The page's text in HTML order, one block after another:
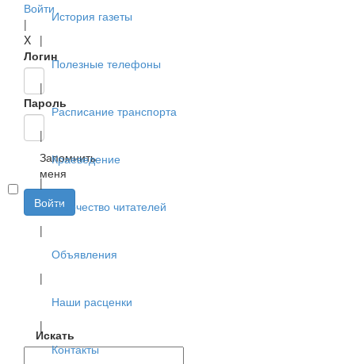
Войти
|
X
Логин
Пароль
Запомнить
меня
Войти
Искать
История газеты
|
Полезные телефоны
|
Расписание транспорта
|
Краеведение
|
Творчество читателей
|
Объявления
|
Наши расценки
|
Контакты